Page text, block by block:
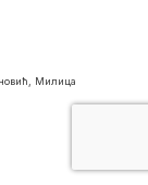
Милица